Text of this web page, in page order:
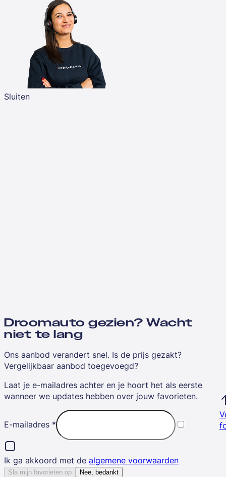
Sluiten
Droomauto gezien? Wacht
niet te lang
Ons aanbod verandert snel. Is de prijs gezakt?
Vergelijkbaar aanbod toegevoegd?
Laat je e-mailadres achter en je hoort het als eerste
wanneer we updates hebben over jouw favorieten.
E-mailadres *
Ik ga akkoord met de algemene voorwaarden
Sla mijn favorieten op Nee, bedankt